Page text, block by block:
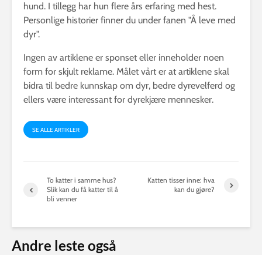
hund. I tillegg har hun flere års erfaring med hest.
Personlige historier finner du under fanen "Å leve med
dyr".
Ingen av artiklene er sponset eller inneholder noen
form for skjult reklame. Målet vårt er at artiklene skal
bidra til bedre kunnskap om dyr, bedre dyrevelferd og
ellers være interessant for dyrekjære mennesker.
SE ALLE ARTIKLER
To katter i samme hus?
Slik kan du få katter til å
bli venner
Katten tisser inne: hva
kan du gjøre?
Andre leste også